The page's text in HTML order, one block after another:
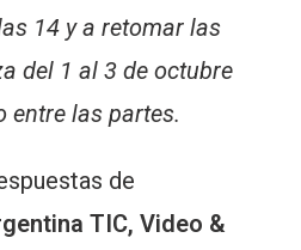
14 y a retomar las
del 1 al 3 de octubre
entre las partes.
de
TIC, Video &